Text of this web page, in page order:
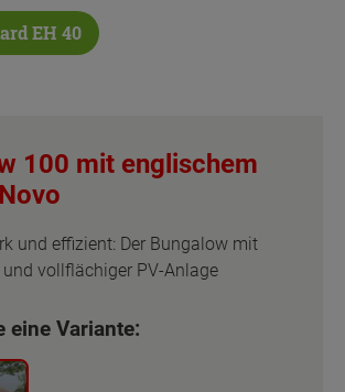
EH 40
100 mit englischem
Novo
und effizient: Der Bungalow mit
und vollflächiger PV-Anlage
eine Variante: